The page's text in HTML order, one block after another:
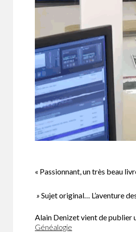
« Passionnant, un très beau
» Sujet original… L’aventure
Alain Denizet vient de publier
Généalogie